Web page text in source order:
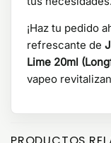
¡Haz tu pedido
refrescante de
Lime 20ml
vapeo